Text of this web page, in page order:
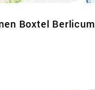
Boxtel Berlicum